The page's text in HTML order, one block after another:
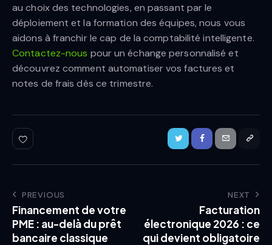
au choix des technologies, en passant par le
déploiement et la formation des équipes, nous vous
aidons à franchir le cap de la comptabilité intelligente.
Contactez-nous pour un échange personnalisé et
découvrez comment automatiser vos factures et
notes de frais dès ce trimestre.
PREVIOUS
Financement de votre
PME : au-delà du prêt
bancaire classique
NEXT
Facturation
électronique 2026 : ce
qui devient obligatoire